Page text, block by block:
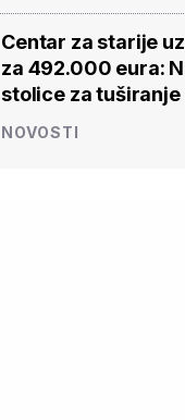
Centar za starije
za 492.000 eura:
stolice za tuširanje
NOVOSTI